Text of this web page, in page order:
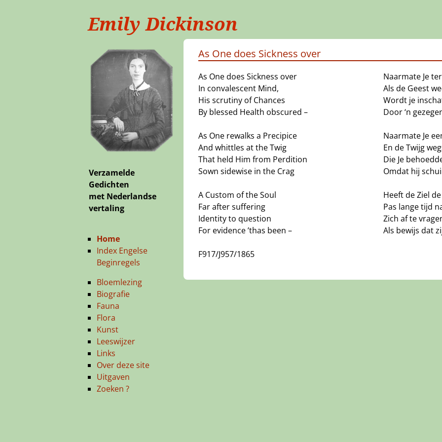
Emily Dickinson
As One does Sickness over
As One does Sickness over
In convalescent Mind,
His scrutiny of Chances
By blessed Health obscured –
As One rewalks a Precipice
And whittles at the Twig
That held Him from Perdition
Sown sidewise in the Crag
A Custom of the Soul
Far after suffering
Identity to question
For evidence ’thas been –
F917/J957/1865
Naarmate Je
Als de Geest
Wordt je
Door ‘n
Naarmate Je
En de Twijg
Die Je
Omdat hij
Heeft de Ziel
Pas lange tijd
Zich af te
Als bewijs dat
Verzamelde
Gedichten
met Nederlandse
vertaling
Home
Index Engelse
Beginregels
Bloemlezing
Biografie
Fauna
Flora
Kunst
Leeswijzer
Links
Over deze site
Uitgaven
Zoeken ?